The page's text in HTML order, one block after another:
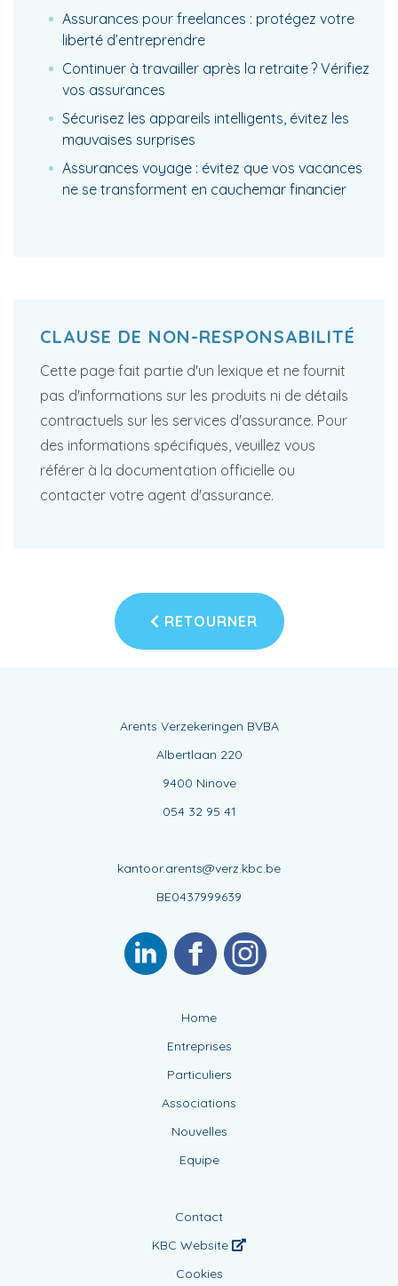
Assurances pour freelances : protégez votre
liberté d’entreprendre
Continuer à travailler après la retraite ? Vérifiez
vos assurances
Sécurisez les appareils intelligents, évitez les
mauvaises surprises
Assurances voyage : évitez que vos vacances
ne se transforment en cauchemar financier
CLAUSE DE NON-RESPONSABILITÉ
Cette page fait partie d'un lexique et ne fournit
pas d'informations sur les produits ni de détails
contractuels sur les services d'assurance. Pour
des informations spécifiques, veuillez vous
référer à la documentation officielle ou
contacter votre agent d'assurance.
RETOURNER
Arents Verzekeringen BVBA
Albertlaan 220
9400 Ninove
054 32 95 41
kantoor.arents@verz.kbc.be
BE0437999639
Home
Entreprises
Particuliers
Associations
Nouvelles
Equipe
Contact
KBC Website
Cookies